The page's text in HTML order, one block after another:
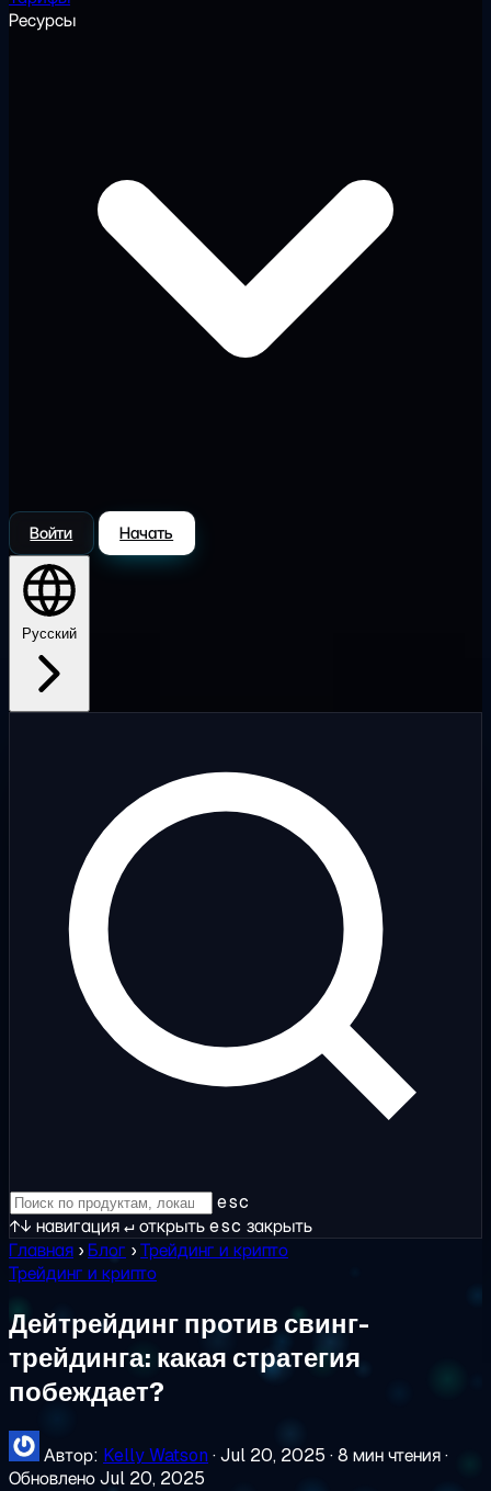
Ресурсы
Войти Начать
Русский
esc
↑↓ навигация↵открытьesc закрыть
Главная ›Блог ›Трейдинг и крипто
Трейдинг и крипто
Дейтрейдинг против свинг-
трейдинга: какая стратегия
побеждает?
Автор: Kelly Watson ·Jul 20, 2025 ·8 мин чтения·
Обновлено Jul 20, 2025